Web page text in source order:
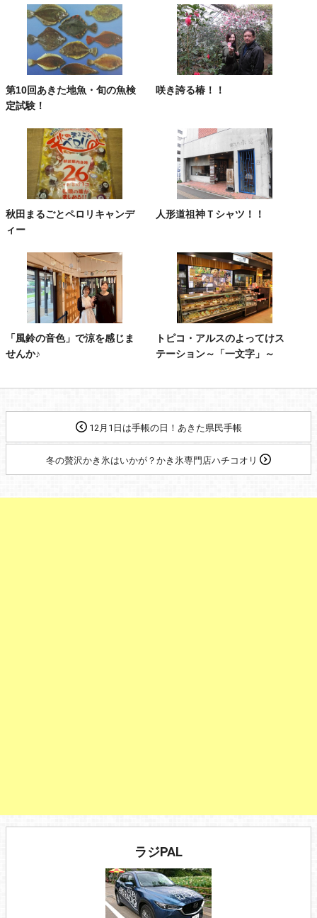
第10回あきた地魚・旬の魚検
定試験！
咲き誇る椿！！
秋田まるごとペロリキャンデ
ィー
人形道祖神Ｔシャツ！！
「風鈴の音色」で涼を感じま
せんか♪
トピコ・アルスのよってけス
テーション～「一文字」～
12月1日は手帳の日！あきた県民手帳
冬の贅沢かき氷はいかが？かき氷専門店ハチコオリ
ラジPAL